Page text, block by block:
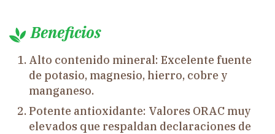
Beneficios
Alto contenido mineral: Excelente fuente
de potasio, magnesio, hierro, cobre y
manganeso.
Potente antioxidante: Valores ORAC muy
elevados que respaldan declaraciones de